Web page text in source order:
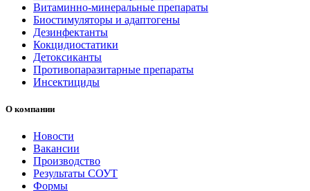
Витаминно-минеральные препараты
Биостимуляторы и адаптогены
Дезинфектанты
Кокцидиостатики
Детоксиканты
Противопаразитарные препараты
Инсектициды
О компании
Новости
Вакансии
Производство
Результаты СОУТ
Формы